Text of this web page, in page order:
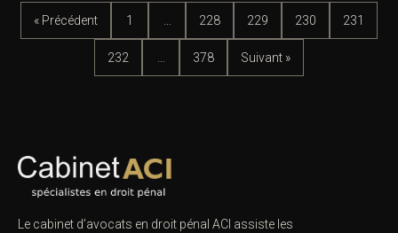
« Précédent 1 228 229 230 231
232 378 Suivant »
Le cabinet d’avocats en droit pénal ACI assiste les